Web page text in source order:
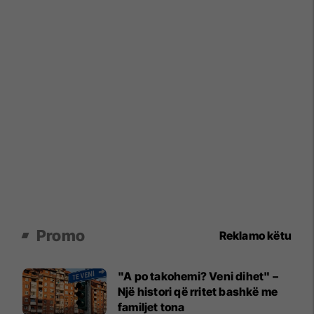
Promo Reklamo këtu
"A po takohemi? Veni dihet" –
Një histori që rritet bashkë me
familjet tona